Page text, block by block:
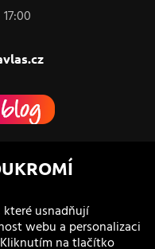
a prodejen
usnadňují
webu a personalizaci
na tlačítko